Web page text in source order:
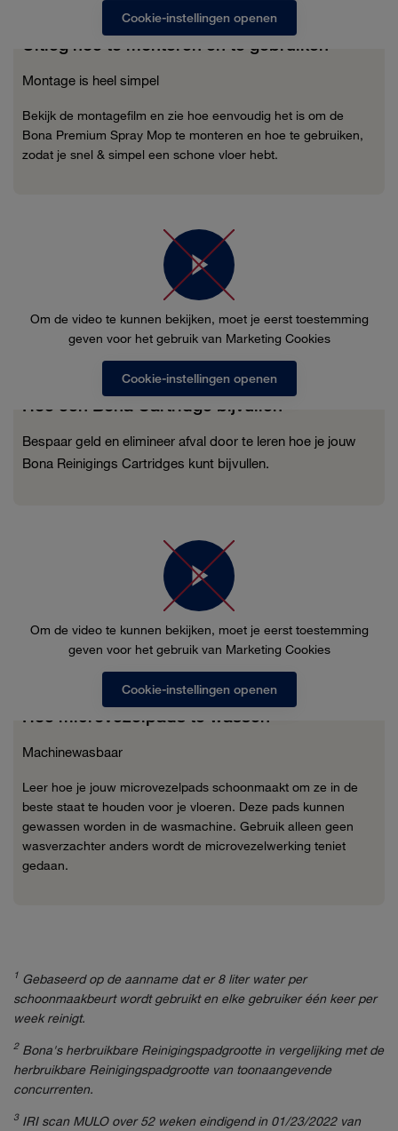
Uitleg hoe te monteren en te gebruiken
Montage is heel simpel
Bekijk de montagefilm en zie hoe eenvoudig het is om de
Bona Premium Spray Mop te monteren en hoe te gebruiken,
zodat je snel & simpel een schone vloer hebt.
Cookie-instellingen openen
Om de video te kunnen bekijken, moet je eerst toestemming
geven voor het gebruik van Marketing Cookies
Cookie-instellingen openen
Hoe een Bona Cartridge bijvullen
Bespaar geld en elimineer afval door te leren hoe je jouw
Bona Reinigings Cartridges kunt bijvullen.
Hoe microvezelpads te wassen
Machinewasbaar
Leer hoe je jouw microvezelpads schoonmaakt om ze in de
beste staat te houden voor je vloeren. Deze pads kunnen
gewassen worden in de wasmachine. Gebruik alleen geen
wasverzachter anders wordt de microvezelwerking teniet
gedaan.
Om de video te kunnen bekijken, moet je eerst toestemming
geven voor het gebruik van Marketing Cookies
Cookie-instellingen openen
1 Gebaseerd op de aanname dat er 8 liter water per
schoonmaakbeurt wordt gebruikt en elke gebruiker één keer per
week reinigt.
2Bona's herbruikbare Reinigingspadgrootte in vergelijking met de
herbruikbare Reinigingspadgrootte van toonaangevende
concurrenten.
3IRI scan MULO over 52 weken eindigend in 01/23/2022 van